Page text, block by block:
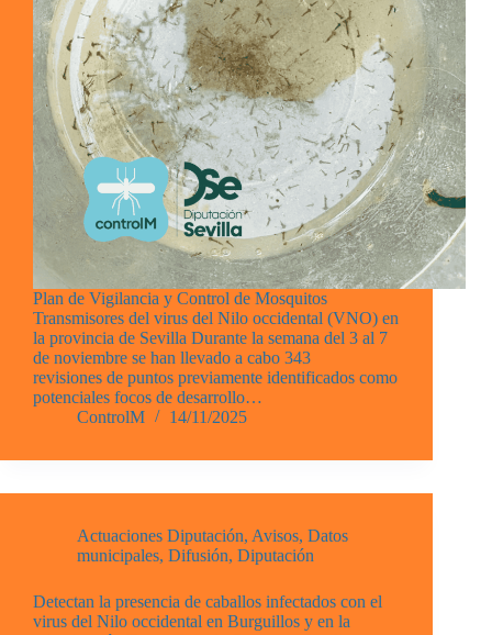
Plan de Vigilancia y Control de Mosquitos
Transmisores del virus del Nilo occidental (VNO) en
la provincia de Sevilla Durante la semana del 3 al 7
de noviembre se han llevado a cabo 343
revisiones de puntos previamente identificados como
potenciales focos de desarrollo…
ControlM
14/11/2025
Actuaciones Diputación, Avisos, Datos
municipales, Difusión, Diputación
Detectan la presencia de caballos infectados con el
virus del Nilo occidental en Burguillos y en la